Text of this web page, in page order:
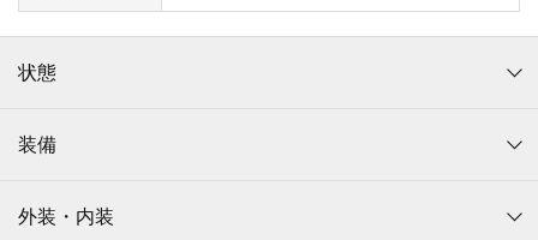
状態
装備
外装・内装